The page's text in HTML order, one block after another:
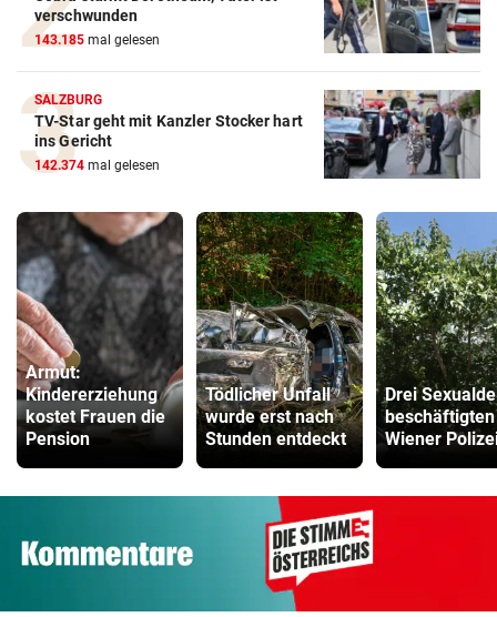
verschwunden
143.185 mal gelesen
SALZBURG
TV-Star geht mit Kanzler Stocker hart
ins Gericht
142.374 mal gelesen
Armut:
Kindererziehung
kostet Frauen die
Pension
Tödlicher Unfall
wurde erst nach
Stunden entdeckt
Drei
beschäftigten
Wiener